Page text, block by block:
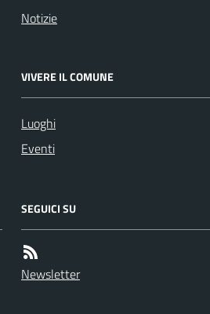
Notizie
VIVERE IL COMUNE
Luoghi
Eventi
SEGUICI SU
Newsletter